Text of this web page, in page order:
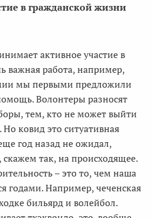
в гражданской жизни
активное участие в
важная работа, например,
мы первыми предложили
Волонтеры разносят
тем, кто не может выйти
ковид это ситуативная
год назад не ожидал,
так, на происходящее.
– это то, чем наша
годами. Например, чеченская
бильярд и волейбол.